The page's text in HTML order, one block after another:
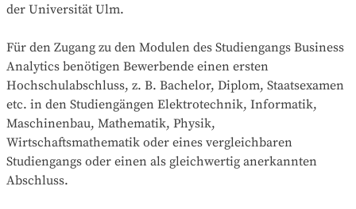
der Universität Ulm.
Für den Zugang zu den Modulen des Studiengangs Business
Analytics benötigen Bewerbende einen ersten
Hochschulabschluss, z. B. Bachelor, Diplom, Staatsexamen
etc. in den Studiengängen Elektrotechnik, Informatik,
Maschinenbau, Mathematik, Physik,
Wirtschaftsmathematik oder eines vergleichbaren
Studiengangs oder einen als gleichwertig anerkannten
Abschluss.